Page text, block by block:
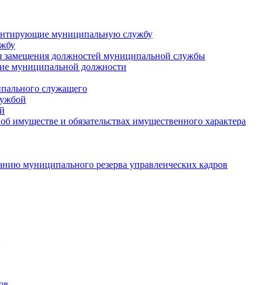
муниципальную службу
должностей муниципальной службы
муниципальной должности
служащего
имуществе и обязательствах имущественного характера
муниципального резерва управленческих кадров